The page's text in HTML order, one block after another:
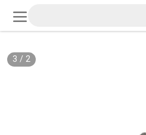
2
/
3